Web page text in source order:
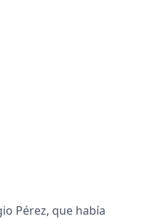
Pérez, que había